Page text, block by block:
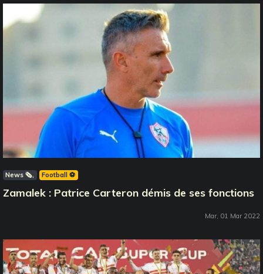
News 🗞️ Football ⚽️
Zamalek : Patrice Carteron démis de ses fonctions
Mar, 01 Mar 2022